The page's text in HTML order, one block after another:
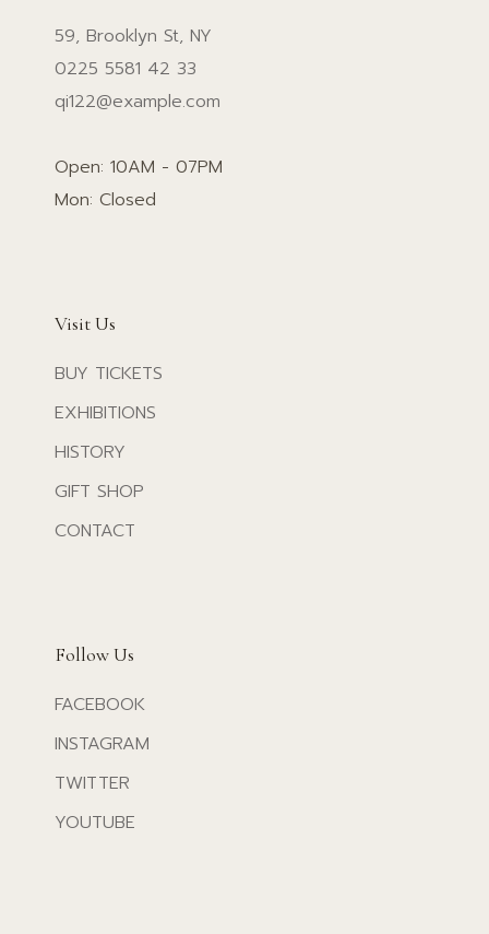
59, Brooklyn St, NY
0225 5581 42 33
qi122@example.com
Open: 10AM - 07PM
Mon: Closed
Visit Us
BUY TICKETS
EXHIBITIONS
HISTORY
GIFT SHOP
CONTACT
Follow Us
FACEBOOK
INSTAGRAM
TWITTER
YOUTUBE